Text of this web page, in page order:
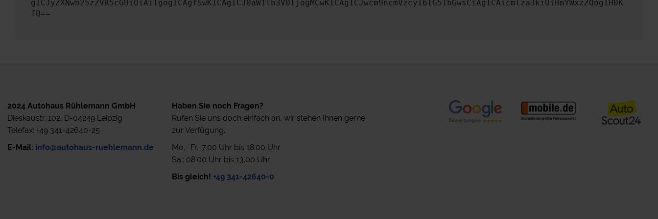
gICJyZXNwb25zZVR5cGUiOiAiIgogICAgfSwKICAgICJ0aW1lb3V0IjogMCwKICAgICJwcm9ncmVzcyI6IG51bGwsCiAgICAicmlza3kiOiBmYWxzZQogIH0K
fQ==
2024 Autohaus Rühlemann GmbH
Dieskaustr. 102, D-04249 Leipzig
Telefax: +49 341-42640-25
E-Mail: info@autohaus-ruehlemann.de
Haben Sie noch Fragen?
Rufen Sie uns doch einfach an, wir stehen Ihnen gerne
zur Verfügung.
Mo.- Fr.: 7.00 Uhr bis 18.00 Uhr
Sa.: 08.00 Uhr bis 13.00 Uhr
Bis gleich! +49 341-42640-0